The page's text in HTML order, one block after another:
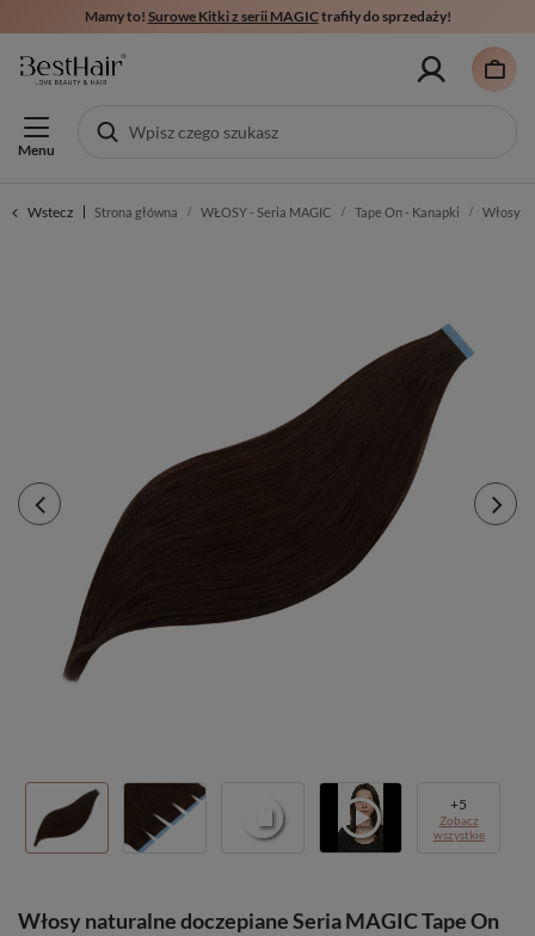
Mamy to! Surowe Kitki z serii MAGICtrafiły do sprzedaży!
Menu
Wstecz Strona główna WŁOSY - Seria MAGIC Tape On - Kanapki Włosy
+5
Zobacz
wszystkie
Włosy naturalne doczepiane Seria MAGIC Tape On